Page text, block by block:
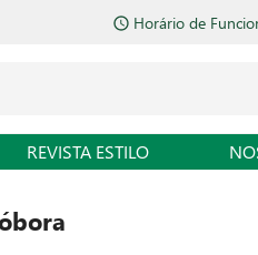
Horário de
REVISTA ESTILO